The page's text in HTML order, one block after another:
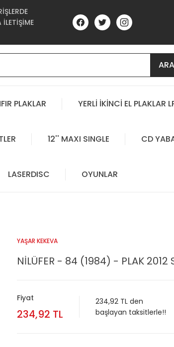
ARA
PLAKLAR YERLİ İKİNCİ EL PLAKLAR
12'' MAXI SINGLE CD
LASERDISC OYUNLAR
YAŞAR KEKEVA
NİLÜFER - 84 (1984) - PLAK 2012
Fiyat
234,92 TL
234,92 TL den
başlayan taksitlerle!!